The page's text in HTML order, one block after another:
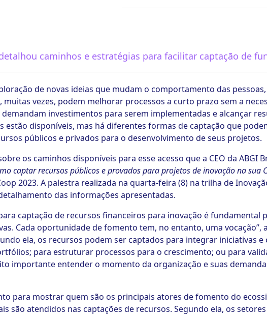
caminhos e estratégias para facilitar captação de
de novas ideias que mudam o comportamento das
vezes, podem melhorar processos a curto prazo sem a
investimentos para serem implementadas e alcançar
estão disponíveis, mas há diferentes formas de captação que
públicos e privados para o desenvolvimento de seus projetos.
os caminhos disponíveis para esse acesso que a CEO da ABGI
captar recursos públicos e provados para projetos de inovação na sua
2023. A palestra realizada na quarta-feira (8) na trilha de
das informações apresentadas.
captação de recursos financeiros para inovação é fundamental
Cada oportunidade de fomento tem, no entanto, uma vocação”,
ela, os recursos podem ser captados para integrar iniciativas
para estruturar processos para o crescimento; ou para
importante entender o momento da organização e suas
para mostrar quem são os principais atores de fomento do
são atendidos nas captações de recursos. Segundo ela, os